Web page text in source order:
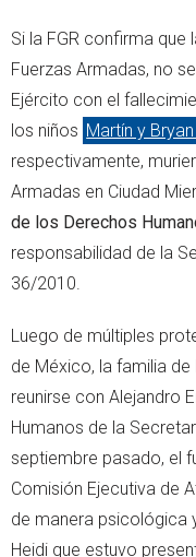
Si la FGR confirma que
Fuerzas Armadas, no
Ejército con el
los niños Martín y
respectivamente,
Armadas en Ciudad
de los Derechos
responsabilidad de la
36/2010.
Luego de múltiples
de México, la familia
reunirse con Alejandro
Humanos de la
septiembre pasado, el
Comisión Ejecutiva de
de manera psicológica
Heidi que estuvo